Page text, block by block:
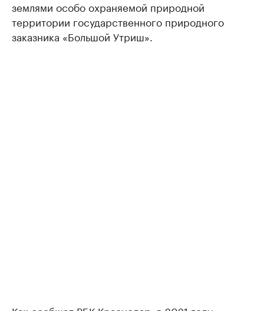
землями особо охраняемой природной
территории государственного природного
заказника «Большой Утриш».